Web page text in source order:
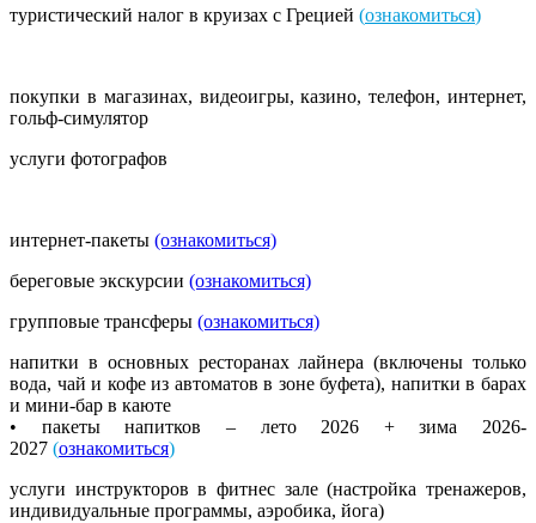
туристический налог в круизах с Грецией (ознакомиться)
покупки в магазинах, видеоигры, казино, телефон, интернет,
гольф-симулятор
услуги фотографов
интернет-пакеты (ознакомиться)
береговые экскурсии (ознакомиться)
групповые трансферы (ознакомиться)
напитки в основных ресторанах лайнера (включены только
вода, чай и кофе из автоматов в зоне буфета), напитки в барах
и мини-бар в каюте
• пакеты напитков – лето 2026 + зима 2026-
2027 (ознакомиться)
услуги инструкторов в фитнес зале (настройка тренажеров,
индивидуальные программы, аэробика, йога)